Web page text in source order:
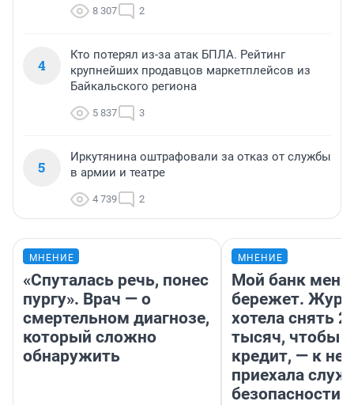
8 307 2
4
Кто потерял из-за атак БПЛА. Рейтинг
крупнейших продавцов маркетплейсов из
Байкальского региона
5 837 3
5
Иркутянина оштрафовали за отказ от службы
в армии и театре
4 739 2
МНЕНИЕ
«Спуталась речь, понес
пургу». Врач — о
смертельном диагнозе,
который сложно
обнаружить
МНЕНИЕ
Мой банк меня
бережет.
хотела снять
тысяч, чтобы
кредит, — к
приехала
безопасности